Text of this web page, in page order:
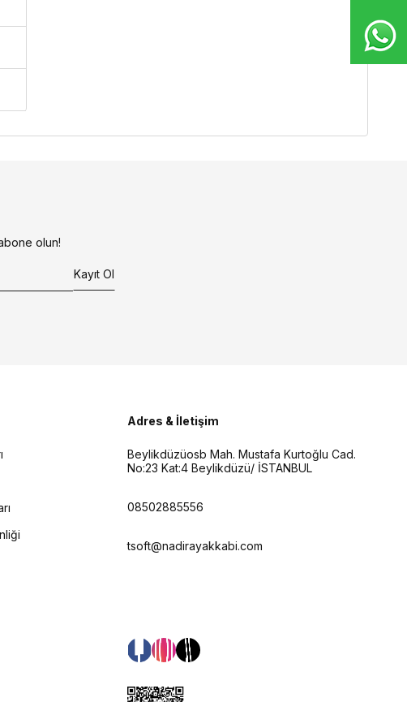
olun!
Kayıt Ol
Adres & İletişim
Beylikdüzüosb Mah. Mustafa Kurtoğlu Cad.
No:23 Kat:4 Beylikdüzü/ İSTANBUL
08502885556
tsoft@nadirayakkabi.com